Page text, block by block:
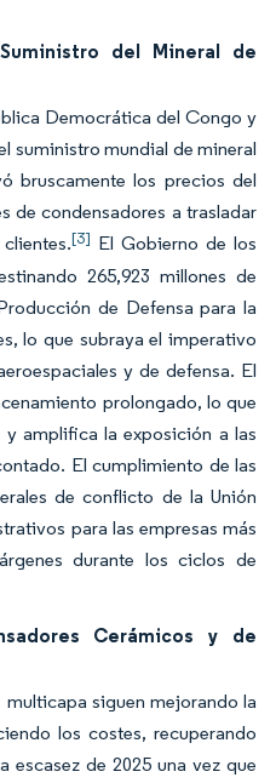
del Mineral de
Democrática del Congo y
suministro mundial de mineral
bruscamente los precios del
de condensadores a trasladar
[3] El Gobierno de los
265,923 millones de
de Defensa para la
lo que subraya el imperativo
y de defensa. El
prolongado, lo que
amplifica la exposición a las
El cumplimiento de las
de conflicto de la Unión
para las empresas más
durante los ciclos de
Cerámicos y de
siguen mejorando la
los costes, recuperando
escasez de 2025 una vez que